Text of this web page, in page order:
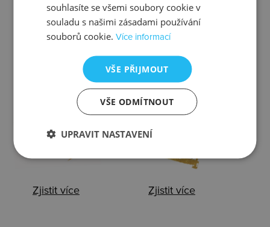
Zjistit více
Balení
Zjistit více
souhlasíte se všemi soubory cookie v
souladu s našimi zásadami používání
souborů cookie.Více informací
VŠE PŘIJMOUT
VŠE ODMÍTNOUT
UPRAVIT NASTAVENÍ